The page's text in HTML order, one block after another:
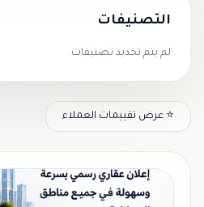
التصنيفات
لم يتم تحديد تصنيفات.
⭐ عرض تقييمات العملاء